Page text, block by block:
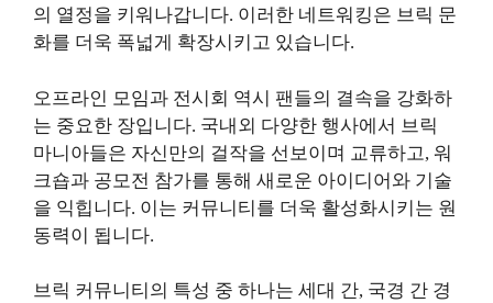
의 열정을 키워나갑니다. 이러한 네트워킹은 브릭 문
화를 더욱 폭넓게 확장시키고 있습니다.
오프라인 모임과 전시회 역시 팬들의 결속을 강화하
는 중요한 장입니다. 국내외 다양한 행사에서 브릭
마니아들은 자신만의 걸작을 선보이며 교류하고, 워
크숍과 공모전 참가를 통해 새로운 아이디어와 기술
을 익힙니다. 이는 커뮤니티를 더욱 활성화시키는 원
동력이 됩니다.
브릭 커뮤니티의 특성 중 하나는 세대 간, 국경 간 경